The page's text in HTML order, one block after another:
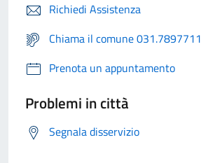
Richiedi Assistenza
Chiama il comune 031.7897711
Prenota un appuntamento
Problemi in città
Segnala disservizio